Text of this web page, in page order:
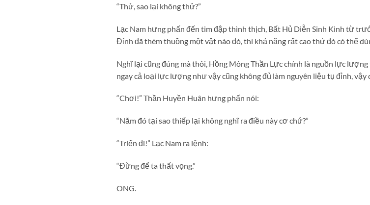
“Thử, sao lại không thử?”
Lạc Nam hưng phấn đến tim đập thình thịch, Bất Hủ Diễn Sinh Kinh từ
Đỉnh đã thèm thuồng một vật nào đó, thì khả năng rất cao thứ đó có thể
Nghĩ lại cũng đúng mà thôi, Hồng Mông Thần Lực chính là nguồn lực
ngay cả loại lực lượng như vậy cũng không đủ làm nguyên liệu tụ đỉnh, vậy
“Chơi!” Thần Huyền Huân hưng phấn nói:
“Năm đó tại sao thiếp lại không nghĩ ra điều này cơ chứ?”
“Triển đi!” Lạc Nam ra lệnh:
“Đừng để ta thất vọng.”
ONG.